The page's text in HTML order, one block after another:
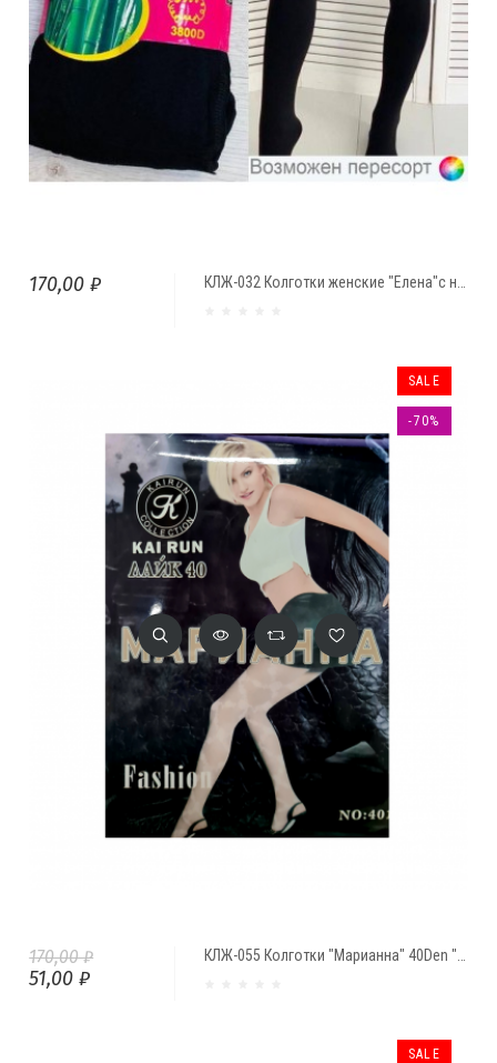
170,00 ₽
170,00 ₽
51,00 ₽
SALE
-70%
SALE